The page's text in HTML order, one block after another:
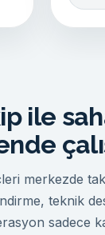
ile
merkezde
teknik
sadece